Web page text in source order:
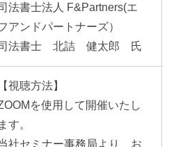
法書士法人 F&Partners(エ
アンドパートナーズ）
法書士 北詰 健太郎 氏
【視聴方法】
を使用して開催いたし
ます。
社セミナー事務局より、お